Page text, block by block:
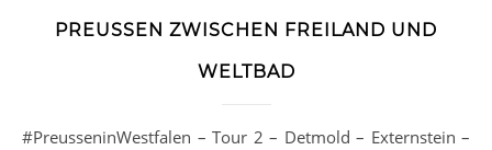
PREUSSEN ZWISCHEN FREILAND UND W
ELTBAD
#PreusseninWestfalen – Tour 2 – Detmold – Externstein –